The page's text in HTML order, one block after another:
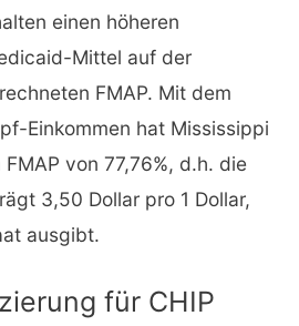
einen höheren
Mittel auf der
FMAP. Mit dem
Einkommen hat Mississippi
von 77,76%, d.h. die
3,50 Dollar pro 1 Dollar,
ausgibt.
für CHIP